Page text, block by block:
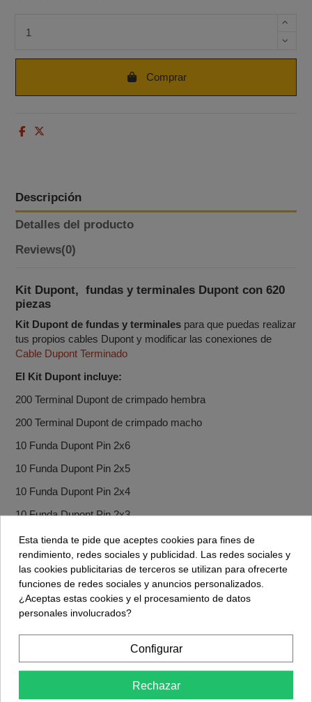
Comprar
Descripción
Detalles del producto
Reviews(0)
Kit Dupont, fundas y terminales Dupont con 620
piezas
Kit Dupont de fundas y terminales para que puedas realizar
tus propios cables Dupont y modificar las conexiones de
Cable Dupont Terminado
El Kit Dupont incluye:
200 Terminal Dupont de crimpado hembra
200 Terminal Dupont de crimpado macho
10 Funda Dupont Pin 2x6
10 Funda Dupont Pin 2x5
10 Funda Dupont Pin 2x4
10 Funda Dupont Pin 2x3
10 Funda Dupont Pin 2x2
20 Funda Dupont Pin 1x6
20 Funda Dupont Pin 1x5
20 Funda Dupont Pin 1x4
40 Funda Dupont Pin 1x2
50 Funda Dupont Pin 1x1
Esta tienda te pide que aceptes cookies para fines de
rendimiento, redes sociales y publicidad. Las redes sociales y
las cookies publicitarias de terceros se utilizan para ofrecerte
funciones de redes sociales y anuncios personalizados.
¿Aceptas estas cookies y el procesamiento de datos
personales involucrados?
Configurar
Rechazar